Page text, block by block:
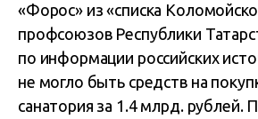
«Форос» из «списка
профсоюзов Республики
по информации российских
не могло быть средств на
санатория за 1.4 млрд. рублей.